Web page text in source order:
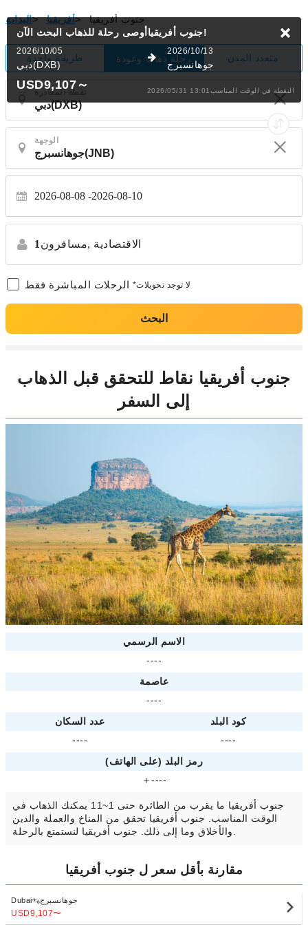
البداية> أفريقيا> جنوب أفريقيا
طريقة واحدة رحلة ذهاب وعودة متعدد المدن
نقطة المغادرة
الوجهة
2026-08-08 2026-08-10
1 مسافرون, الاقتصادية
الرحلات المباشرة فقط *لا توجد تحويلات
البحث
جنوب أفريقياأوصى رحلة للذهابالبحث الآن!
2026/10/05
دبي(DXB)
2026/10/13
جوهانسبرج
USD9,107～ 2026/05/31 13:01النقطة في الوقت المناسب
جنوب أفريقيا نقاط للتحقق قبل الذهاب
إلى السفر
الاسم الرسمي
----
عاصمة
----
عدد السكان
كود البلد
----
----
رمز البلد (على الهاتف)
＋----
جنوب أفريقيا ما يقرب من الطائرة حتى 1~11 يمكنك الذهاب في
الوقت المناسب. جنوب أفريقيا تحقق من المناخ والعملة والدين
والأخلاق وما إلى ذلك. جنوب أفريقيا لنستمتع بالرحلة.
مقارنة بأقل سعر ل جنوب أفريقيا
Dubai جوهانسبرج
USD9,107〜